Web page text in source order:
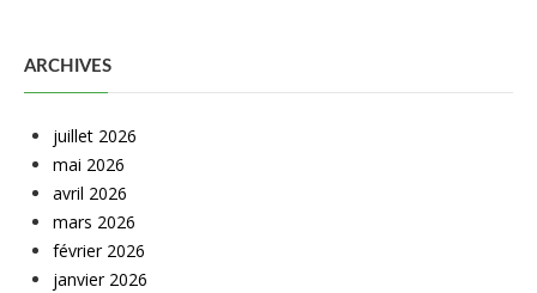
ARCHIVES
juillet 2026
mai 2026
avril 2026
mars 2026
février 2026
janvier 2026